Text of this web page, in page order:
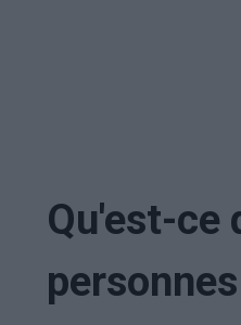
Qu'est-ce